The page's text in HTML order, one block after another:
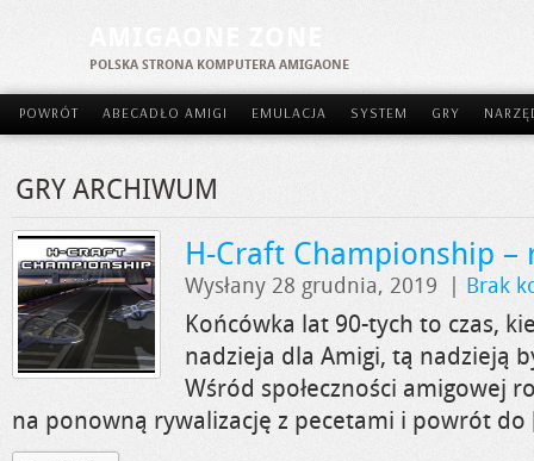
POLSKA STRONA KOMPUTERA AMIGAONE
POWRÓT ABECADŁO AMIGI EMULACJA SYSTEM GRY
GRY ARCHIWUM
H-Craft Championship –
Wysłany 28 grudnia, 2019 | Brak
Końcówka lat 90-tych to czas,
nadzieja dla Amigi, tą nadzieją
Wśród społeczności amigowej
na ponowną rywalizację z pecetami i powrót